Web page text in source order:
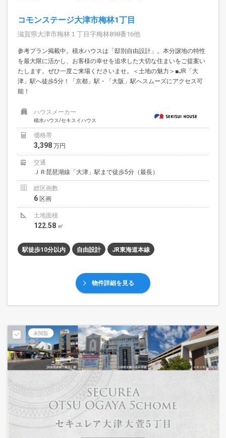
コモンステージ大津市梅林1丁目
滋賀県大津市梅林１丁目字梅林898番16他
参考プラン掲載中。積水ハウスは「邸別自由設計」。本分譲地の特性
を最大限に活かし、お客様の幸せを追求した大切な住まいをご提案い
たします。ぜひ一度ご来場くださいませ。＜土地の魅力＞■JR「大
津」駅へ徒歩5分！「京都」駅・「大阪」駅へスムーズにアクセス可
能！
ハウスメーカー
積水ハウス/セキスイハウス
価格帯
3,398 万円
交通
ＪＲ琵琶湖線「大津」駅まで徒歩5分（最長）
総区画数
6 区画
土地面積
122.58 ㎡
駅徒歩10分以内 自由設計 JR東海道本線
物件詳細を見る
未閲覧